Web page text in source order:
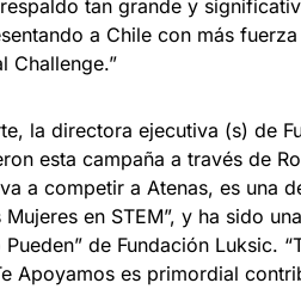
tan grande y
a Chile con más
Challenge.”
la directora ejecutiva (s) de
esta campaña a través de
a competir a Atenas, es una
Mujeres en STEM”, y ha sido
de Fundación Luksic.
Apoyamos es primordial